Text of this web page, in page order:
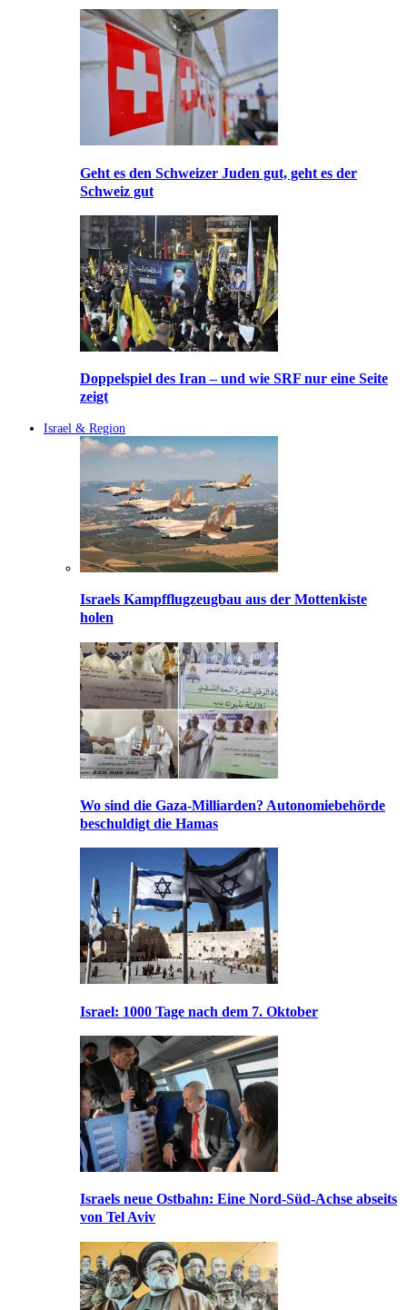
Geht es den Schweizer Juden gut, geht es der
Schweiz gut
Doppelspiel des Iran – und wie SRF nur eine Seite
zeigt
Israel & Region
Israels Kampfflugzeugbau aus der Mottenkiste
holen
Wo sind die Gaza-Milliarden? Autonomiebehörde
beschuldigt die Hamas
Israel: 1000 Tage nach dem 7. Oktober
Israels neue Ostbahn: Eine Nord-Süd-Achse abseits
von Tel Aviv